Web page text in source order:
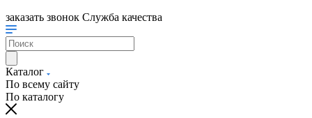
заказать звонок Служба качества
Каталог
По всему сайту
По каталогу